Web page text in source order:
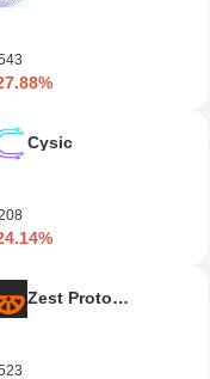
ムを通じてネットワー
られた数の信頼できる
ンサスプロセスに参加
クのセキュリティを向
スクに直面しまし
念を引き起こす極端な
Cysic
Zest Protocol